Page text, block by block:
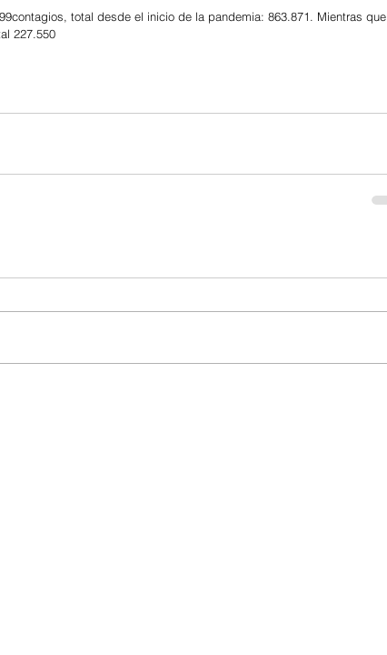
total desde el inicio de la pandemia: 863.871. Mientras que
227.550